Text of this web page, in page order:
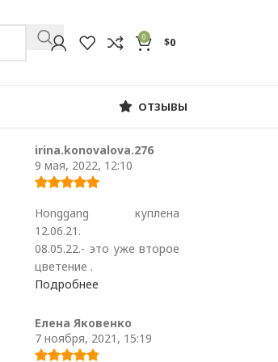
0 $0
ОТЗЫВЫ
irina.konovalova.276
9 мая, 2022, 12:10
Honggang куплена
12.06.21.
08.05.22.- это уже второе
цветение .
Подробнее
Елена Яковенко
7 ноября, 2021, 15:19